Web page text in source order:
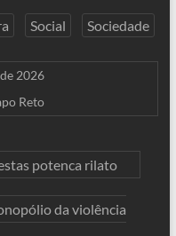
Social Sociedade
2026
Reto
potenca rilato
da violência